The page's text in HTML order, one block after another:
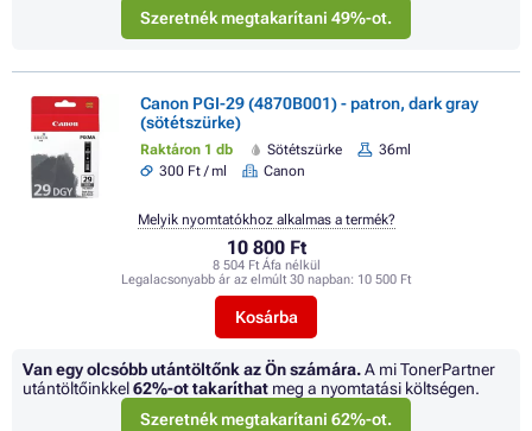
Szeretnék megtakarítani 49%-ot.
Canon PGI-29 (4870B001) - patron, dark gray
(sötétszürke)
Raktáron 1 db Sötétszürke
36ml
300 Ft / ml
Canon
10 800 Ft
8 504 Ft Áfa nélkül
Legalacsonyabb ár az elmúlt 30 napban: 10 500 Ft
Kosárba
Melyik nyomtatókhoz alkalmas a termék?
Van egy olcsóbb utántöltőnk az Ön számára.A mi TonerPartner
utántöltőinkkel62%-ot takaríthat meg a nyomtatási költségen.
Szeretnék megtakarítani 62%-ot.